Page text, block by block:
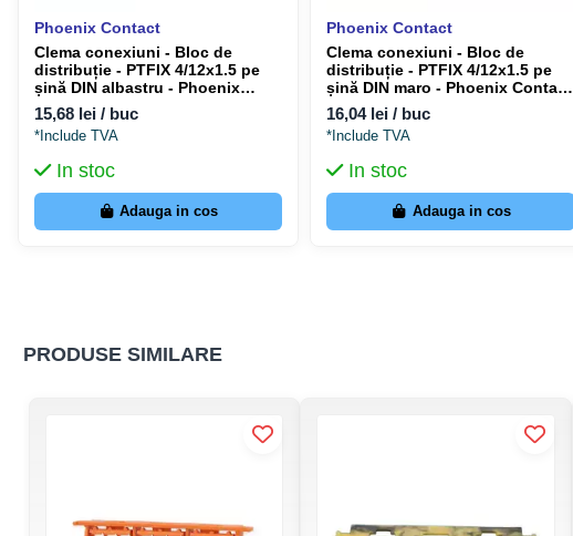
Phoenix Contact
Clema conexiuni - Bloc de
distribuție - PTFIX 4/12x1.5 pe
șină DIN albastru - Phoenix
Contact 1046962
15,68 lei / buc
*Include TVA
In stoc
Adauga in cos
Phoenix Contact
Clema conexiuni - Bloc de
distribuție - PTFIX 4/12x1.5 pe
șină DIN maro - Phoenix Contact
1046964
16,04 lei / buc
*Include TVA
In stoc
Adauga in cos
PRODUSE SIMILARE